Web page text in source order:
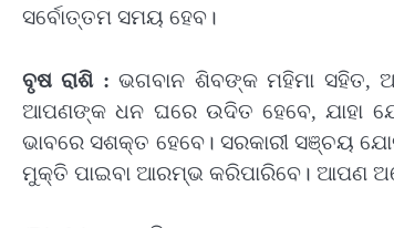
ସର୍ବୋତ୍ତମ ସମୟ ହେବ।
ବୃଷ ରାଶି : ଭଗବାନ ଶିବଙ୍କ ମହିମା ସହିତ,
ଆପଣଙ୍କ ଧନ ଘରେ ଉଦିତ ହେବେ, ଯାହା
ଭାବରେ ସଶକ୍ତ ହେବେ। ସରକାରୀ ସଞ୍ଚୟ
ମୁକ୍ତି ପାଇବା ଆରମ୍ଭ କରିପାରିବେ। ଆପଣ